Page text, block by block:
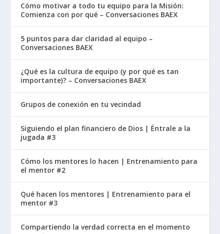
Cómo motivar a todo tu equipo para la Misión:
Comienza con por qué – Conversaciones BAEX
5 puntos para dar claridad al equipo –
Conversaciones BAEX
¿Qué es la cultura de equipo (y por qué es tan
importante)? – Conversaciones BAEX
Grupos de conexión en tu vecindad
Siguiendo el plan financiero de Dios | Éntrale a la
jugada #3
Cómo los mentores lo hacen | Entrenamiento para
el mentor #2
Qué hacen los mentores | Entrenamiento para el
mentor #3
Compartiendo la verdad correcta en el momento